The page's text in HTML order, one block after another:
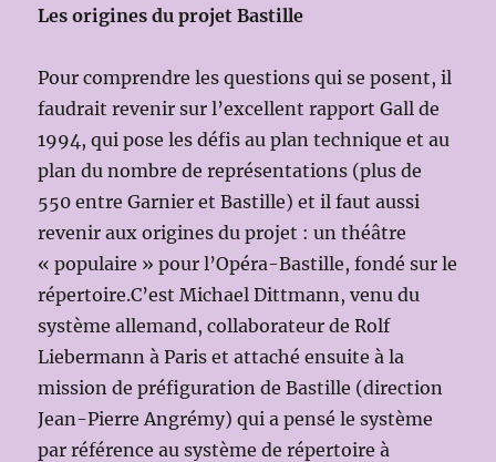
Les origines du projet Bastille
Pour comprendre les questions qui se posent, il
faudrait revenir sur l’excellent rapport Gall de
1994, qui pose les défis au plan technique et au
plan du nombre de représentations (plus de
550 entre Garnier et Bastille) et il faut aussi
revenir aux origines du projet : un théâtre
« populaire » pour l’Opéra-Bastille, fondé sur le
répertoire.C’est Michael Dittmann, venu du
système allemand, collaborateur de Rolf
Liebermann à Paris et attaché ensuite à la
mission de préfiguration de Bastille (direction
Jean-Pierre Angrémy) qui a pensé le système
par référence au système de répertoire à